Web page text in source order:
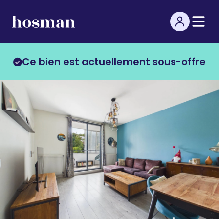
Ce bien est actuellement sous-offre